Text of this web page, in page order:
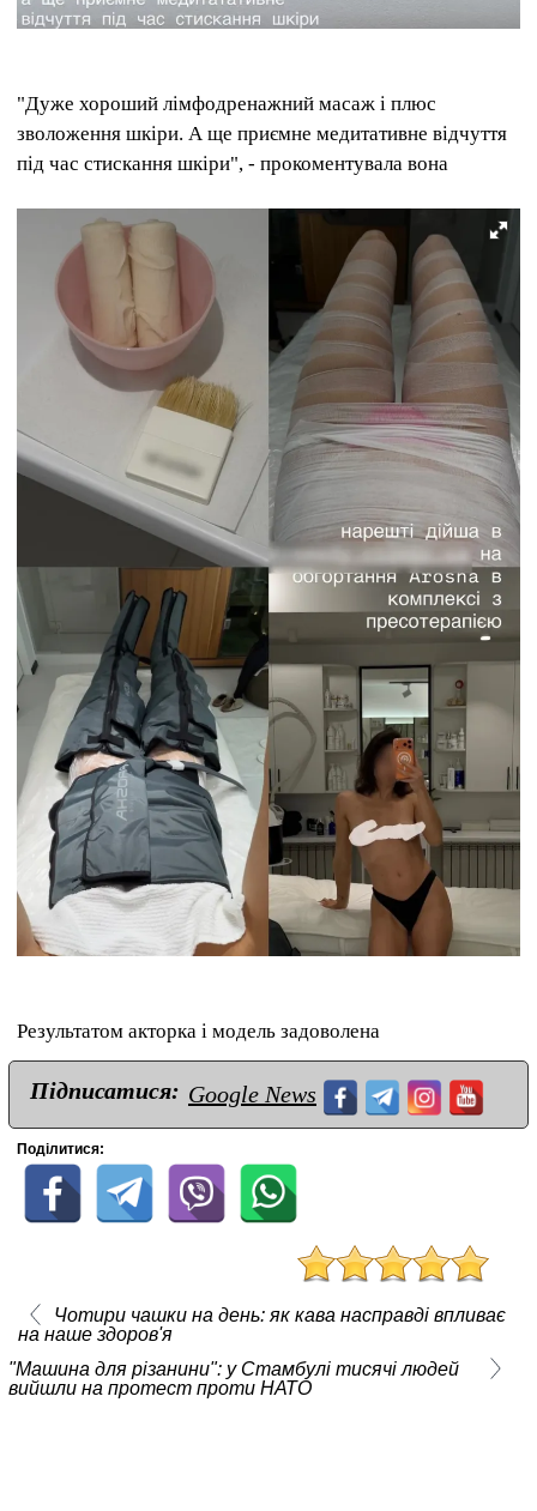
"Дуже хороший лімфодренажний масаж і плюс
зволоження шкіри. А ще приємне медитативне відчуття
під час стискання шкіри", - прокоментувала вона
Результатом акторка і модель задоволена
Підписатися: Google News
Поділитися:
Чотири чашки на день: як кава насправді впливає
на наше здоров'я
"Машина для різанини": у Стамбулі тисячі людей
вийшли на протест проти НАТО